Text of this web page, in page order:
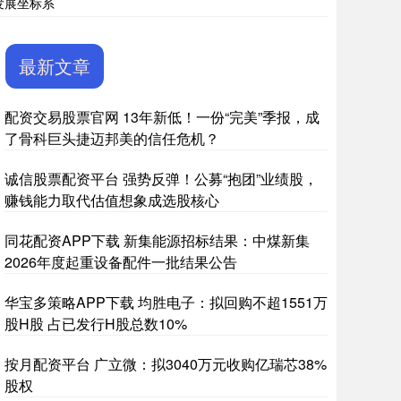
最新文章
配资交易股票官网 13年新低！一份“完美”季报，成
了骨科巨头捷迈邦美的信任危机？
诚信股票配资平台 强势反弹！公募“抱团”业绩股，
赚钱能力取代估值想象成选股核心
同花配资APP下载 新集能源招标结果：中煤新集
2026年度起重设备配件一批结果公告
华宝多策略APP下载 均胜电子：拟回购不超1551万
股H股 占已发行H股总数10%
按月配资平台 广立微：拟3040万元收购亿瑞芯38%
股权